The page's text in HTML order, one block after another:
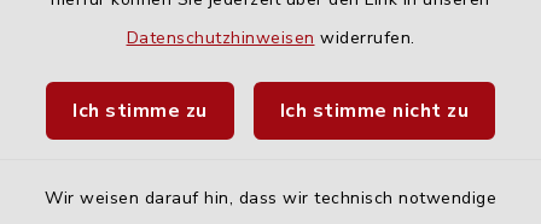
Datenschutzhinweisen widerrufen.
Ich stimme zu Ich stimme nicht zu
Wir weisen darauf hin, dass wir technisch notwendige
Quicklinks
Fahrplanauskunft DING